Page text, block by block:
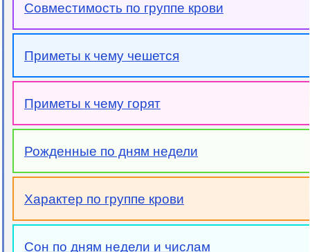
Совместимость по группе крови
Приметы к чему чешется
Приметы к чему горят
Рожденные по дням недели
Характер по группе крови
Сон по дням недели и числам